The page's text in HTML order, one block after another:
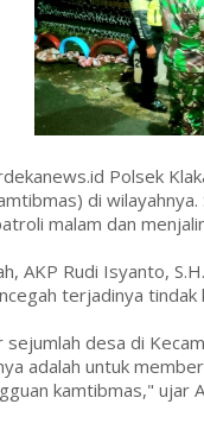
Polsek
di
malam dan
AKP Rudi Isyanto,
terjadinya tindak
sejumlah desa di
adalah untuk
kamtibmas," ujar